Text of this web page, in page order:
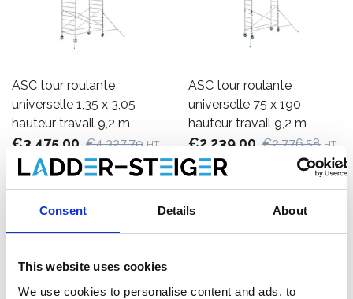
Consent Details About
This website uses cookies
We use cookies to personalise content and ads, to
ASC tour roulante
universelle 1,35 x 3,05
hauteur travail 9,2 m
€3.475,00 €4.327,79 HT
Afficher le produit
ASC tour roulante
universelle 75 x 190
hauteur travail 9,2 m
€2.239,00 €2.776,58 HT
Afficher le produit